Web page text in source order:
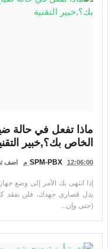
الخاص بك؟,خبير
SPM-PBX 12:06:00 م اضف
بذل قصارى جهدك، فلن نفقد
(حتى وإن...